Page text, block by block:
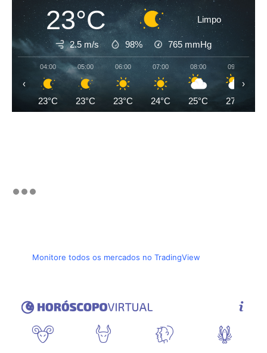
23°C Limpo
2.5 m/s 98% 765 mmHg
04:00
23°C
05:00
23°C
06:00
23°C
07:00
24°C
08:00
25°C
09:00
27°C
‹ ›
Monitore todos os mercados no TradingView